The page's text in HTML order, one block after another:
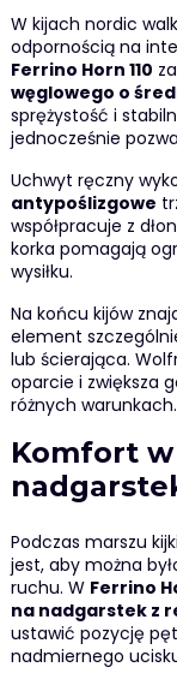
W kijach nordic
odpornością na
Ferrino Horn 110
węglowego o
sprężystość i
jednocześnie
Uchwyt ręczny
antypoślizgowe
współpracuje z
korka pomagają
wysiłku.
Na końcu kijów
element
lub ścierająca.
oparcie i zwiększa
różnych warunkach.
Komfort w
Podczas marszu
jest, aby można
ruchu. W Ferrino
na nadgarstek z
ustawić pozycję
nadmiernego